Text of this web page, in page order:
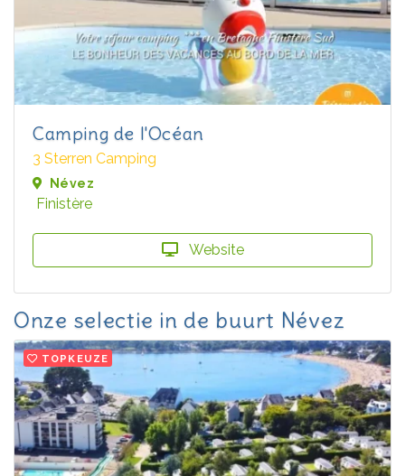
Camping de l'Océan
3 Sterren Camping
Névez
Finistère
Website
Onze selectie in de buurt Névez
TOPKEUZE